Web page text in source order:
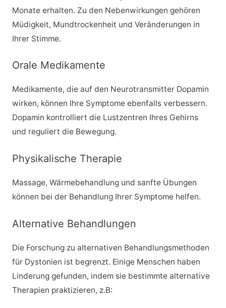
Monate erhalten. Zu den Nebenwirkungen gehören
Müdigkeit, Mundtrockenheit und Veränderungen in
Ihrer Stimme.
Orale Medikamente
Medikamente, die auf den Neurotransmitter Dopamin
wirken, können Ihre Symptome ebenfalls verbessern.
Dopamin kontrolliert die Lustzentren Ihres Gehirns
und reguliert die Bewegung.
Physikalische Therapie
Massage, Wärmebehandlung und sanfte Übungen
können bei der Behandlung Ihrer Symptome helfen.
Alternative Behandlungen
Die Forschung zu alternativen Behandlungsmethoden
für Dystonien ist begrenzt. Einige Menschen haben
Linderung gefunden, indem sie bestimmte alternative
Therapien praktizieren, z.B: